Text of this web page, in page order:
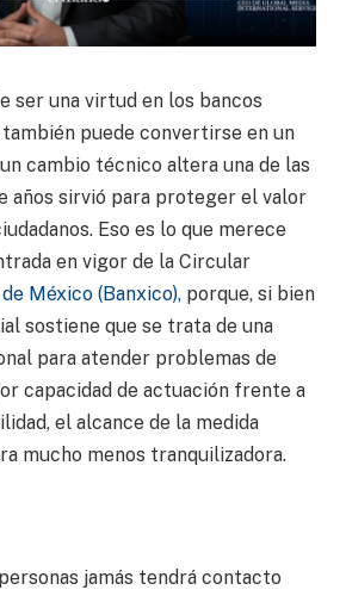
ser una virtud en los bancos
puede convertirse en un
cambio técnico altera una de las
años sirvió para proteger el valor
Eso es lo que merece
en vigor de la Circular
México (Banxico), porque, si bien
sostiene que se trata de una
para atender problemas de
capacidad de actuación frente a
el alcance de la medida
mucho menos tranquilizadora.
jamás tendrá contacto